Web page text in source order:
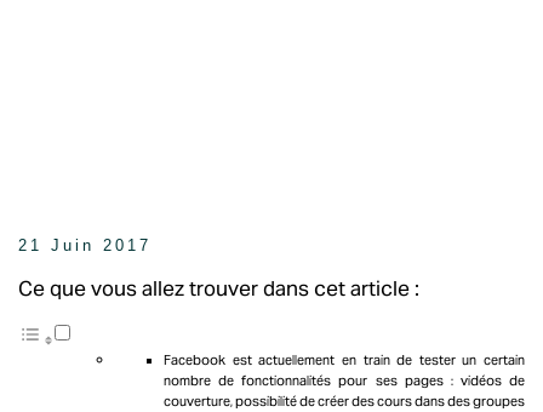
21 Juin 2017
Ce que vous allez trouver dans cet article :
Facebook est actuellement en train de tester un certain
nombre de fonctionnalités pour ses pages : vidéos de
couverture, possibilité de créer des cours dans des groupes